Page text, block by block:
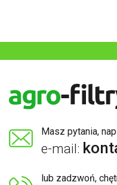
Masz pytania,
e-mail:
lub zadzwoń,